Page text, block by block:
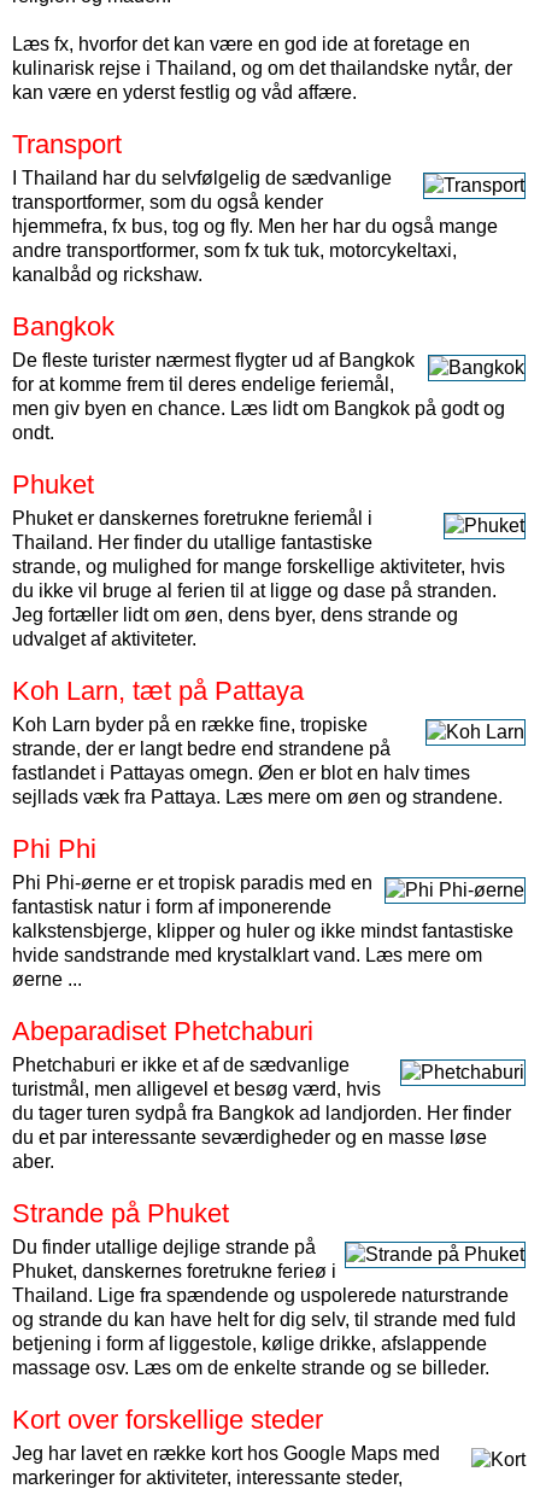
Læs fx, hvorfor det kan være en god ide at foretage en
kulinarisk rejse i Thailand, og om det thailandske nytår, der
kan være en yderst festlig og våd affære.
Transport
I Thailand har du selvfølgelig de sædvanlige
transportformer, som du også kender
hjemmefra, fx bus, tog og fly. Men her har du også mange
andre transportformer, som fx tuk tuk, motorcykeltaxi,
kanalbåd og rickshaw.
Bangkok
De fleste turister nærmest flygter ud af Bangkok
for at komme frem til deres endelige feriemål,
men giv byen en chance. Læs lidt om Bangkok på godt og
ondt.
Phuket
Phuket er danskernes foretrukne feriemål i
Thailand. Her finder du utallige fantastiske
strande, og mulighed for mange forskellige aktiviteter, hvis
du ikke vil bruge al ferien til at ligge og dase på stranden.
Jeg fortæller lidt om øen, dens byer, dens strande og
udvalget af aktiviteter.
Koh Larn, tæt på Pattaya
Koh Larn byder på en række fine, tropiske
strande, der er langt bedre end strandene på
fastlandet i Pattayas omegn. Øen er blot en halv times
sejllads væk fra Pattaya. Læs mere om øen og strandene.
Phi Phi
Phi Phi-øerne er et tropisk paradis med en
fantastisk natur i form af imponerende
kalkstensbjerge, klipper og huler og ikke mindst fantastiske
hvide sandstrande med krystalklart vand. Læs mere om
øerne ...
Abeparadiset Phetchaburi
Phetchaburi er ikke et af de sædvanlige
turistmål, men alligevel et besøg værd, hvis
du tager turen sydpå fra Bangkok ad landjorden. Her finder
du et par interessante seværdigheder og en masse løse
aber.
Strande på Phuket
Du finder utallige dejlige strande på
Phuket, danskernes foretrukne ferieø i
Thailand. Lige fra spændende og uspolerede naturstrande
og strande du kan have helt for dig selv, til strande med fuld
betjening i form af liggestole, kølige drikke, afslappende
massage osv. Læs om de enkelte strande og se billeder.
Kort over forskellige steder
Jeg har lavet en række kort hos Google Maps med
markeringer for aktiviteter, interessante steder,